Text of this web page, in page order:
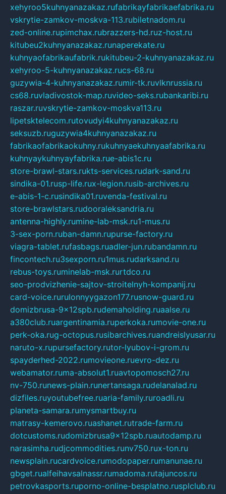
xehyroo5kuhnyanazakaz.rufabrikayfabrikaefabrika.ru
vskrytie-zamkov-moskva-113.rubiletnadom.ru
zed-online.rupimchax.rubrazzers-hd.ruz-host.ru
kitubeu2kuhnyanazakaz.runaperekate.ru
kuhnyaofabrikaufabrik.rukitubeu-2-kuhnyanazakaz.ru
xehyroo-5-kuhnyanazakaz.rucs-68.ru
guzywia-4-kuhnyanazakaz.rumir-tk.ruvlknrussia.ru
cs68.ruvladivostok-map.ruvideo-seks.rubankaribi.ru
raszar.ruvskrytie-zamkov-moskva113.ru
lipetsktelecom.rutovudyi4kuhnyanazakaz.ru
seksuzb.ruguzywia4kuhnyanazakaz.ru
fabrikaofabrikaokuhny.rukuhnyaekuhnyaafabrika.ru
kuhnyaykuhnyayfabrika.rue-abis1c.ru
store-brawl-stars.rukts-services.rudark-sand.ru
sindika-01.rusp-life.rux-legion.rusib-archives.ru
e-abis-1-c.rusindika01.ruvenda-festival.ru
store-brawlstars.rudooraleksandria.ru
antenna-highly.rumine-lab-msk.ru1-mus.ru
3-sex-porn.ruban-damn.rupurse-factory.ru
viagra-tablet.rufasbags.ruadler-jun.rubandamn.ru
fincontech.ru3sexporn.ru1mus.rudarksand.ru
rebus-toys.ruminelab-msk.rurtdco.ru
seo-prodvizhenie-sajtov-stroitelnyh-kompanij.ru
card-voice.rurulonnyygazon177.rusnow-guard.ru
domizbrusa-9x12spb.rudemaholding.ruaalse.ru
a380club.ruargentinamia.ruperkoka.rumovie-one.ru
perk-oka.rug-octopus.rusibarchives.ruandreislyusar.ru
naruto-x.rupursefactory.rutor-lyubov-i-grom.ru
spayderhed-2022.rumovieone.ruevro-dez.ru
webamator.ruma-absolut1.ruavtopomosch27.ru
nv-750.runews-plain.runertansaga.rudelanalad.ru
dizfiles.ruyoutubefree.ruaria-family.ruroadli.ru
planeta-samara.rumysmartbuy.ru
matrasy-kemerovo.ruashanet.rutrade-farm.ru
dotcustoms.rudomizbrusa9x12spb.ruautodamp.ru
narasimha.rudjcommodities.runv750.rux-ton.ru
newsplain.rucardvoice.rumodopaper.rumanunae.ru
gbget.rualfeihavsalnassr.rumadoma.rutajuncos.ru
petrovkasports.ruporno-online-besplatno.rusplclub.ru